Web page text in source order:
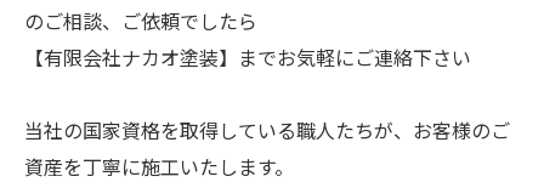
のご相談、ご依頼でしたら
【有限会社ナカオ塗装】までお気軽にご連絡下さい
当社の国家資格を取得している職人たちが、お客様のご
資産を丁寧に施工いたします。